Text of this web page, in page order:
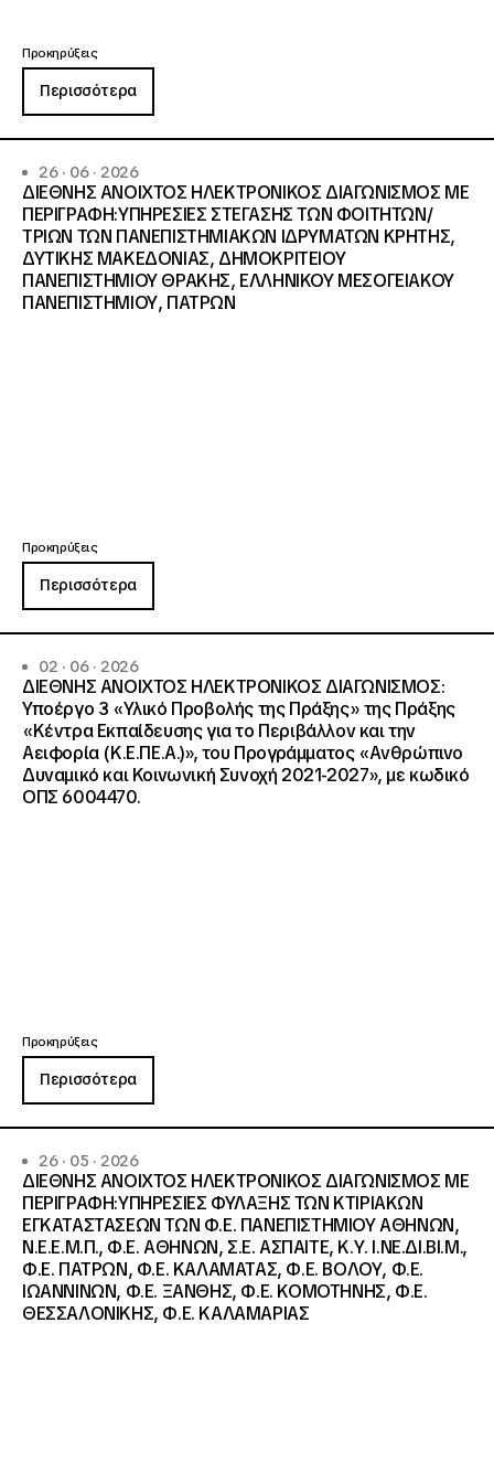
Προκηρύξεις
Περισσότερα
26 · 06 · 2026
ΔΙΕΘΝΗΣ ΑΝΟΙΧΤΟΣ ΗΛΕΚΤΡΟΝΙΚΟΣ ΔΙΑΓΩΝΙΣΜΟΣ ΜΕ
ΠΕΡΙΓΡΑΦΗ:ΥΠΗΡΕΣΙΕΣ ΣΤΕΓΑΣΗΣ ΤΩΝ ΦΟΙΤΗΤΩΝ/
ΤΡΙΩΝ ΤΩΝ ΠΑΝΕΠΙΣΤΗΜΙΑΚΩΝ ΙΔΡΥΜΑΤΩΝ KΡΗΤΗΣ,
ΔΥΤΙΚΗΣ ΜΑΚΕΔΟΝΙΑΣ, ΔΗΜΟΚΡΙΤΕΙΟΥ
ΠΑΝΕΠΙΣΤΗΜΙΟΥ ΘΡΑΚΗΣ, ΕΛΛΗΝΙΚΟΥ ΜΕΣΟΓΕΙΑΚΟΥ
ΠΑΝΕΠΙΣΤΗΜΙΟΥ, ΠΑΤΡΩΝ
Προκηρύξεις
Περισσότερα
02 · 06 · 2026
ΔΙΕΘΝΗΣ ΑΝΟΙΧΤΟΣ ΗΛΕΚΤΡΟΝΙΚΟΣ ΔΙΑΓΩΝΙΣΜΟΣ:
Υποέργο 3 «Υλικό Προβολής της Πράξης» της Πράξης
«Κέντρα Εκπαίδευσης για το Περιβάλλον και την
Αειφορία (Κ.Ε.ΠΕ.Α.)», του Προγράμματος «Ανθρώπινο
Δυναμικό και Κοινωνική Συνοχή 2021-2027», με κωδικό
ΟΠΣ 6004470.
Προκηρύξεις
Περισσότερα
26 · 05 · 2026
ΔΙΕΘΝΗΣ ΑΝΟΙΧΤΟΣ ΗΛΕΚΤΡΟΝΙΚΟΣ ΔΙΑΓΩΝΙΣΜΟΣ ΜΕ
ΠΕΡΙΓΡΑΦΗ:ΥΠΗΡΕΣΙΕΣ ΦΥΛΑΞΗΣ ΤΩΝ ΚΤΙΡΙΑΚΩΝ
ΕΓΚΑΤΑΣΤΑΣΕΩΝ ΤΩΝ Φ.Ε. ΠΑΝΕΠΙΣΤΗΜΙΟΥ ΑΘΗΝΩΝ,
Ν.Ε.Ε.Μ.Π., Φ.Ε. ΑΘΗΝΩΝ, Σ.Ε. ΑΣΠΑΙΤΕ, Κ.Υ. Ι.ΝΕ.ΔΙ.ΒΙ.Μ.,
Φ.Ε. ΠΑΤΡΩΝ, Φ.Ε. ΚΑΛΑΜΑΤΑΣ, Φ.Ε. ΒΟΛΟΥ, Φ.Ε.
ΙΩΑΝΝΙΝΩΝ, Φ.Ε. ΞΑΝΘΗΣ, Φ.Ε. ΚΟΜΟΤΗΝΗΣ, Φ.Ε.
ΘΕΣΣΑΛΟΝΙΚΗΣ, Φ.Ε. ΚΑΛΑΜΑΡΙΑΣ